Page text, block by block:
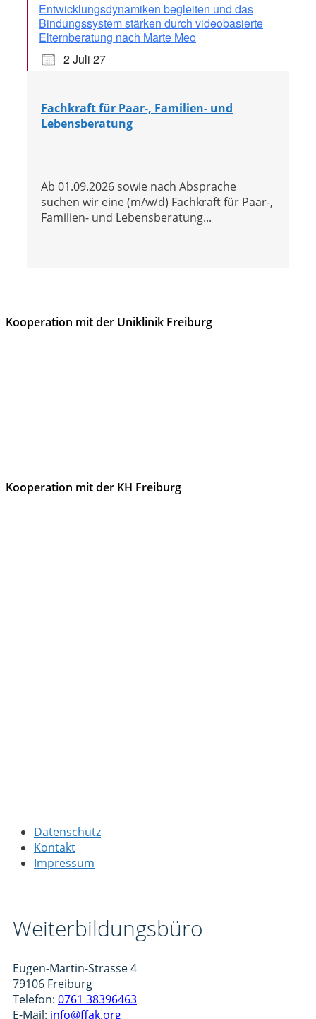
Entwicklungsdynamiken begleiten und das
Bindungssystem stärken durch videobasierte
Elternberatung nach Marte Meo
2 Juli 27
Fachkraft für Paar-, Familien- und
Lebensberatung
Ab 01.09.2026 sowie nach Absprache
suchen wir eine (m/w/d) Fachkraft für Paar-,
Familien- und Lebensberatung...
Kooperation mit der Uniklinik Freiburg
Kooperation mit der KH Freiburg
Datenschutz
Kontakt
Impressum
Weiterbildungsbüro
Eugen-Martin-Strasse 4
79106 Freiburg
Telefon: 0761 38396463
E-Mail: info@ffak.org